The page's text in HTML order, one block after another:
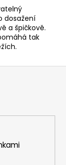
dosažení
a špičkově.
tak